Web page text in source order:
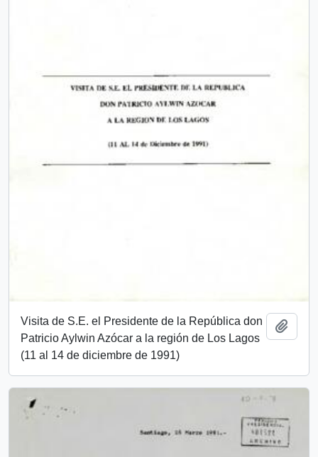
Visita de S.E. el Presidente de la República don
Patricio Aylwin Azócar a la región de Los Lagos
(11 al 14 de diciembre de 1991)